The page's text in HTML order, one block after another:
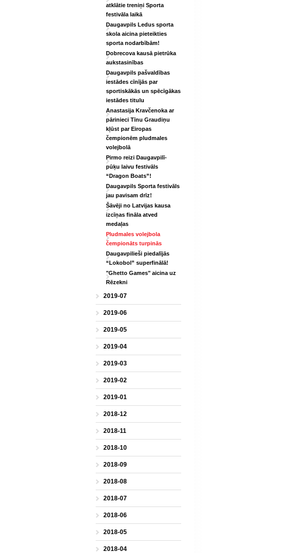
atklātie treniņi Sporta
festivāla laikā
Daugavpils Ledus sporta
skola aicina pieteikties
sporta nodarbībām!
Dobrecova kausā pietrūka
aukstasinības
Daugavpils pašvaldības
iestādes cīnījās par
sportiskākās un spēcīgākas
iestādes titulu
Anastasija Kravčenoka ar
pārinieci Tīnu Graudiņu
kļūst par Eiropas
čempionēm pludmales
volejbolā
Pirmo reizi Daugavpilī-
pūķu laivu festivāls
“Dragon Boats”!
Daugavpils Sporta festivāls
jau pavisam drīz!
Šāvēji no Latvijas kausa
izcīņas fināla atved
medaļas
Pludmales volejbola
čempionāts turpinās
Daugavpilieši piedalījās
“Lokobol” superfinālā!
"Ghetto Games" aicina uz
Rēzekni
2019-07
2019-06
2019-05
2019-04
2019-03
2019-02
2019-01
2018-12
2018-11
2018-10
2018-09
2018-08
2018-07
2018-06
2018-05
2018-04